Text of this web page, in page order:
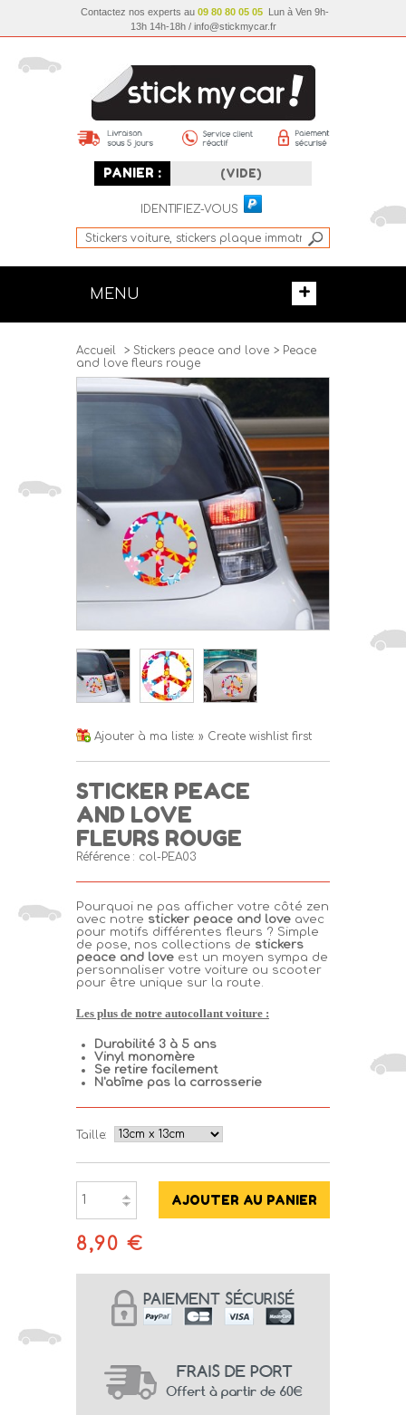
Contactez nos experts au 09 80 80 05 05Lun à Ven 9h-
13h 14h-18h / info@stickmycar.fr
PANIER : (VIDE)
IDENTIFIEZ-VOUS
+
MENU
Accueil > Stickers peace and love > Peace
and love fleurs rouge
Ajouter à ma liste: » Create wishlist first
STICKER PEACE
AND LOVE
FLEURS ROUGE
Référence : col-PEA03
Pourquoi ne pas afficher votre côté zen
avec notre sticker peace and love avec
pour motifs différentes fleurs ? Simple
de pose, nos collections de stickers
peace and love est un moyen sympa de
personnaliser votre voiture ou scooter
pour être unique sur la route.
Les plus de notre autocollant voiture :
Durabilité 3 à 5 ans
Vinyl monomère
Se retire facilement
N'abîme pas la carrosserie
Taille:
8,90 €